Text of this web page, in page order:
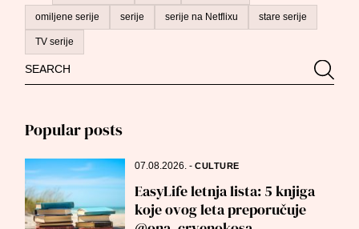
Search
for:
Popular posts
07.08.2026.-CULTURE
EasyLife letnja lista: 5 knjiga
koje ovog leta preporučuje
omiljene serije serije serije na Netflixu stare serije
TV serije